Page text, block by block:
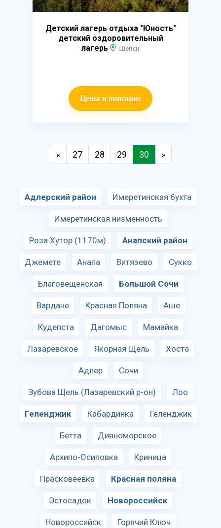
Детский лагерь отдыха "Юность"
детский оздоровительный
лагерь
Шепси
Цены и описание
« 27 28 29 30 »
Адлерский район Имеретинская бухта
Имеретинская низменность
Роза Хутор (1170м) Анапский район
Джемете Анапа Витязево Сукко
Благовещенская Большой Сочи
Вардане Красная Поляна Аше
Кудепста Дагомыс Мамайка
Лазаревское Якорная Щель Хоста
Адлер Сочи
Зубова Щель (Лазаревский р-он) Лоо
Геленджик Кабардинка Геленджик
Бетта Дивноморское
Архипо-Осиповка Криница
Прасковеевка Красная поляна
Эстосадок Новороссийск
Новороссийск Горячий Ключ